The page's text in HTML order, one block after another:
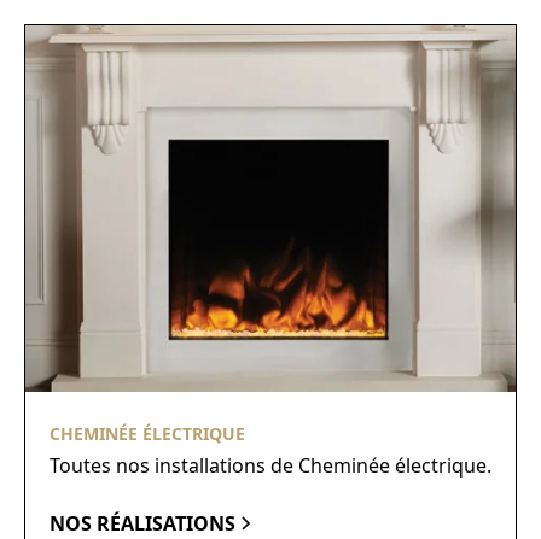
CHEMINÉE ÉLECTRIQUE
Toutes nos installations de Cheminée électrique.
NOS RÉALISATIONS